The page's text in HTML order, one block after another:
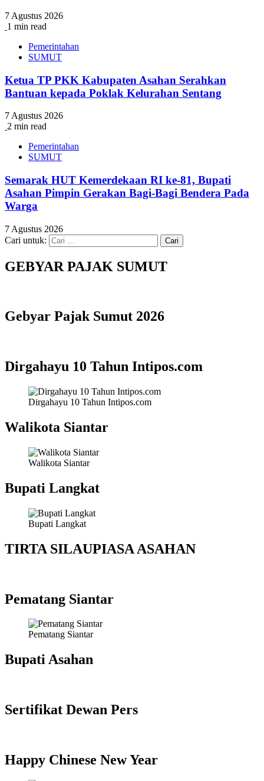
7 Agustus 2026
1 min read
Pemerintahan
SUMUT
Ketua TP PKK Kabupaten Asahan Serahkan
Bantuan kepada Poklak Kelurahan Sentang
7 Agustus 2026
2 min read
Pemerintahan
SUMUT
Semarak HUT Kemerdekaan RI ke-81, Bupati
Asahan Pimpin Gerakan Bagi-Bagi Bendera Pada
Warga
7 Agustus 2026
Cari untuk:
GEBYAR PAJAK SUMUT
Gebyar Pajak Sumut 2026
Dirgahayu 10 Tahun Intipos.com
Dirgahayu 10 Tahun Intipos.com
Walikota Siantar
Walikota Siantar
Bupati Langkat
Bupati Langkat
TIRTA SILAUPIASA ASAHAN
Pematang Siantar
Pematang Siantar
Bupati Asahan
Sertifikat Dewan Pers
Happy Chinese New Year